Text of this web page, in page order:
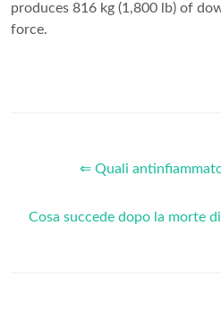
produces 816 kg (1,800 lb) of
force.
⇐ Quali
Cosa succede dopo la morte